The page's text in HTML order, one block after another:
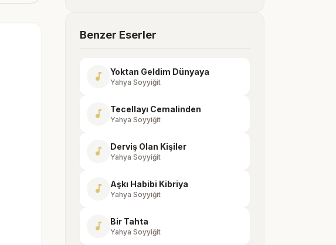
Benzer Eserler
music_note Yoktan Geldim Dünyaya
Yahya Soyyiğit
music_note Tecellayı Cemalinden
Yahya Soyyiğit
music_note Derviş Olan Kişiler
Yahya Soyyiğit
music_note Aşkı Habibi Kibriya
Yahya Soyyiğit
music_note Bir Tahta
Yahya Soyyiğit